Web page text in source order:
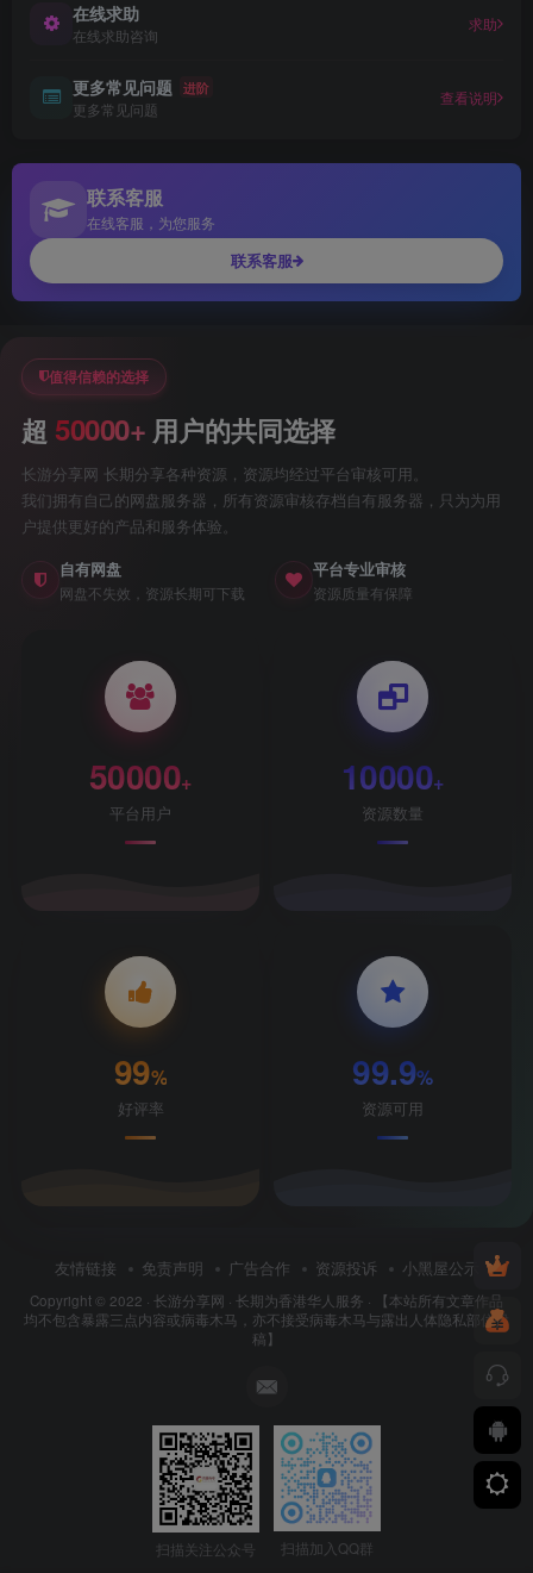
在线求助
在线求助咨询
求助
更多常见问题 进阶
更多常见问题
查看说明
联系客服
在线客服，为您服务
联系客服
值得信赖的选择
超 50000+ 用户的共同选择
长游分享网 长期分享各种资源，资源均经过平台审核可用。
我们拥有自己的网盘服务器，所有资源审核存档自有服务器，只为为用
户提供更好的产品和服务体验。
自有网盘
网盘不失效，资源长期可下载
平台专业审核
资源质量有保障
50000+
平台用户
10000+
资源数量
99%
好评率
99.9%
资源可用
友情链接 免责声明 广告合作 资源投诉 小黑屋公示
Copyright © 2022 · 长游分享网 · 长期为香港华人服务 · 【本站所有文章作品
均不包含暴露三点内容或病毒木马，亦不接受病毒木马与露出人体隐私部位投
稿】
扫描关注公众号 扫描加入QQ群